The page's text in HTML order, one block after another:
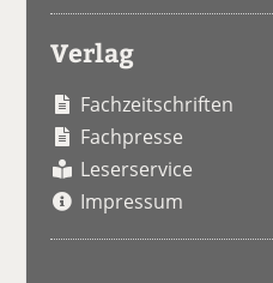
Verlag
Fachzeitschriften
Fachpresse
Leserservice
Impressum